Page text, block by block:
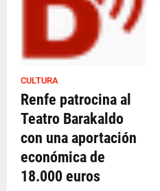
CULTURA
Renfe patrocina al
Teatro Barakaldo
con una aportación
económica de
18.000 euros